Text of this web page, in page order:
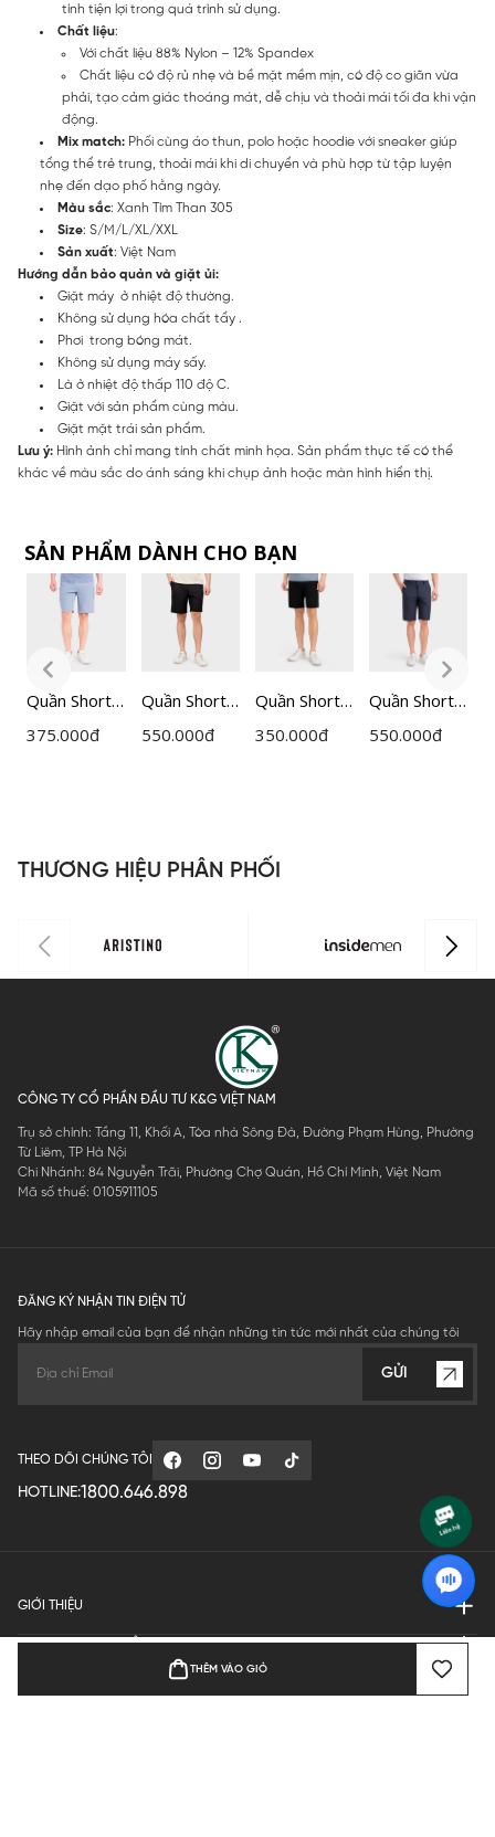
THÊM VÀO GIỎ
tính tiện lợi trong quá trình sử dụng.
Chất liệu:
Với chất liệu 88% Nylon – 12% Spandex
Chất liệu có độ rủ nhẹ và bề mặt mềm mịn, có độ co giãn vừa
phải, tạo cảm giác thoáng mát, dễ chịu và thoải mái tối đa khi vận
động.
Mix match: Phối cùng áo thun, polo hoặc hoodie với sneaker giúp
tổng thể trẻ trung, thoải mái khi di chuyển và phù hợp từ tập luyện
nhẹ đến dạo phố hằng ngày.
Màu sắc: Xanh Tím Than 305
Size: S/M/L/XL/XXL
Sản xuất: Việt Nam
Hướng dẫn bảo quản và giặt ủi:
Giặt máy ở nhiệt độ thường.
Không sử dụng hóa chất tẩy .
Phơi trong bóng mát.
Không sử dụng máy sấy.
Là ở nhiệt độ thấp 110 độ C.
Giặt với sản phẩm cùng màu.
Giặt mặt trái sản phẩm.
Lưu ý: Hình ảnh chỉ mang tính chất minh họa. Sản phẩm thực tế có thể
khác về màu sắc do ánh sáng khi chụp ảnh hoặc màn hình hiển thị.
SẢN PHẨM DÀNH CHO BẠN
Quần Short
thể thao cạp
0
375.000đ
Quần Short
Nam
550.000đ
Quần Short
Thể Thao
350.000đ
Quần Short
thể thao cạp
550.000đ
THƯƠNG HIỆU PHÂN PHỐI
CÔNG TY CỔ PHẦN ĐẦU TƯ K&G VIỆT NAM
Trụ sở chính: Tầng 11, Khối A, Tòa nhà Sông Đà, Đường Phạm Hùng, Phường
Từ Liêm, TP Hà Nội
Chi Nhánh: 84 Nguyễn Trãi, Phường Chợ Quán, Hồ Chí Minh, Việt Nam
Mã số thuế: 0105911105
ĐĂNG KÝ NHẬN TIN ĐIỆN TỬ
Hãy nhập email của bạn để nhận những tin tức mới nhất của chúng tôi
GỬI
THEO DÕI CHÚNG TÔI
HOTLINE:1800.646.898
GIỚI THIỆU
QUY ĐỊNH HOẠT ĐỘNG